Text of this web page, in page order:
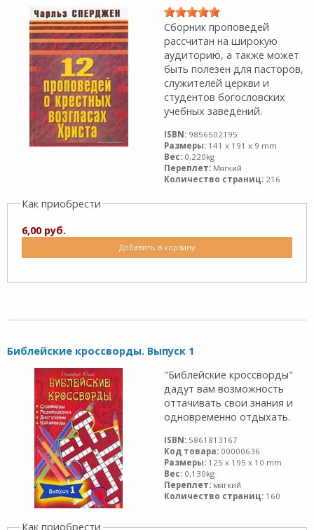
Сборник проповедей
рассчитан на широкую
аудиторию, а также может
быть полезен для пасторов,
служителей церкви и
студентов богословских
учебных заведений.
ISBN: 9856502195
Размеры: 141 x 191 x 9 mm
Вес: 0,220kg
Переплет: Мягкий
Количество страниц: 216
Как приобрести
6,00 руб.
Добавить в корзину
Библейские кроссворды. Выпуск 1
"Библейские кроссворды"
дадут вам возможность
оттачивать свои знания и
одновременно отдыхать.
ISBN: 5861813167
Код товара: 00000636
Размеры: 125 x 195 x 10 mm
Вес: 0,130kg
Переплет: мягкий
Количество страниц: 160
Как приобрести